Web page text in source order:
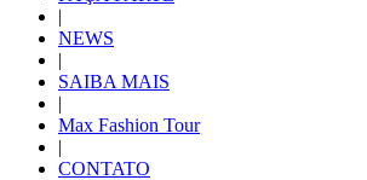
|
NEWS
|
SAIBA MAIS
|
Max Fashion Tour
|
CONTATO